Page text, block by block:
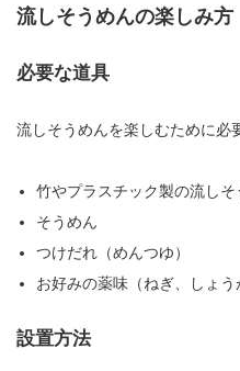
流しそうめんの楽しみ方
必要な道具
流しそうめんを楽しむために必
竹やプラスチック製の流しそ
そうめん
つけだれ（めんつゆ）
お好みの薬味（ねぎ、しょう
設置方法